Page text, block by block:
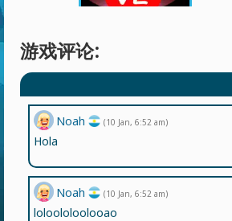
游戏评论:
Noah (10 Jan, 6:52 am)
loloololoolooao
Noah (10 Jan, 6:52 am)
Hola